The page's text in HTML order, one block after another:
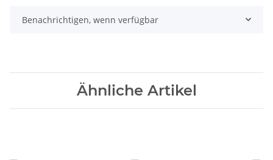
Benachrichtigen, wenn verfügbar
Ähnliche Artikel